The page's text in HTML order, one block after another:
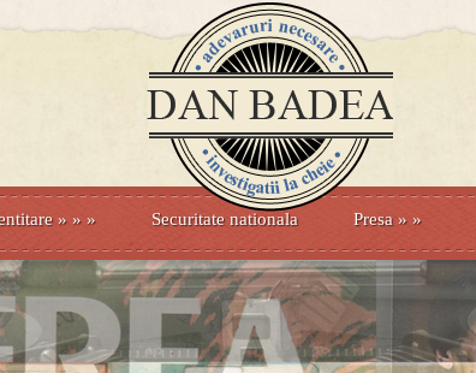
» » » Securitate nationala Presa » »